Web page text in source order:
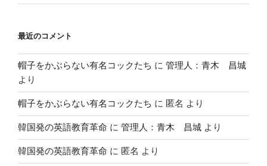
最近のコメント
帽子をかぶらない有名コックたち に 管理人：青木 昌城
より
帽子をかぶらない有名コックたち に 匿名 より
韓国発の英語教育革命 に 管理人：青木 昌城 より
韓国発の英語教育革命 に 匿名 より